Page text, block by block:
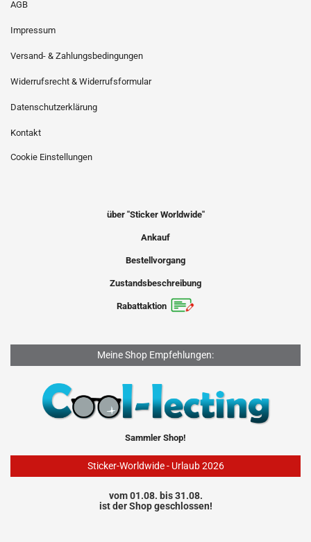
AGB
Impressum
Versand- & Zahlungsbedingungen
Widerrufsrecht & Widerrufsformular
Datenschutzerklärung
Kontakt
Cookie Einstellungen
über "Sticker Worldwide"
Ankauf
Bestellvorgang
Zustandsbeschreibung
Rabattaktion
Meine Shop Empfehlungen:
Sammler Shop!
Sticker-Worldwide - Urlaub 2026
vom 01.08. bis 31.08.
ist der Shop geschlossen!